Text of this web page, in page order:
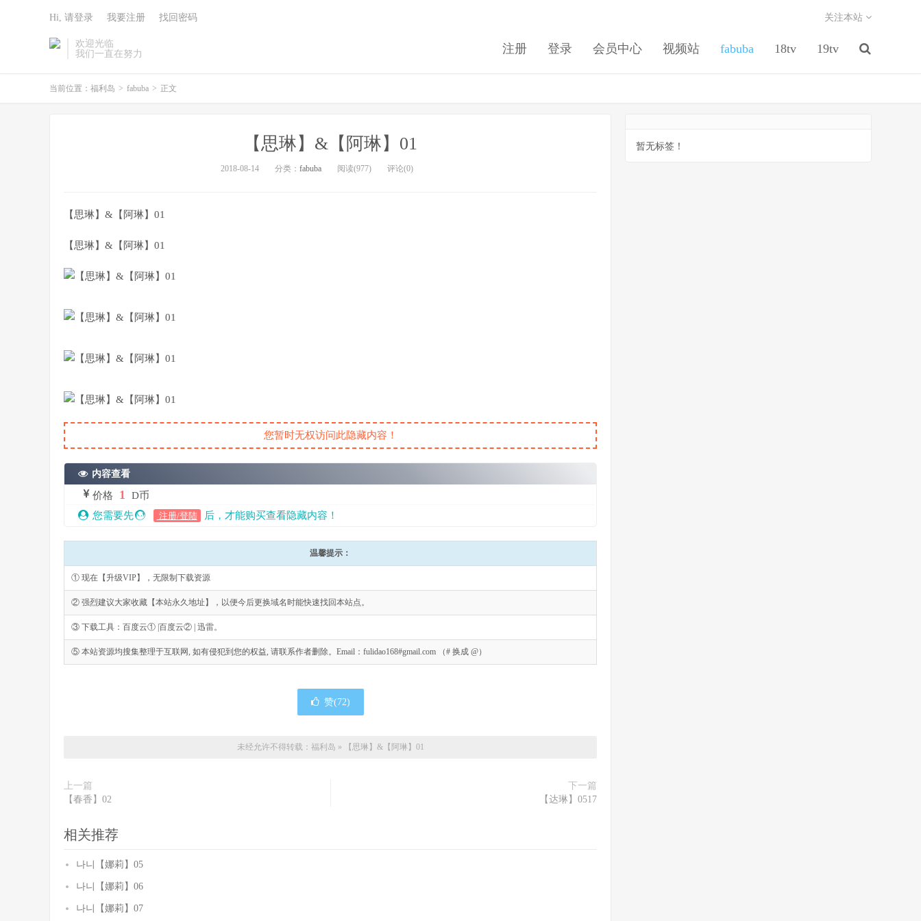
欢迎光临
我们一直在努力
注册 登录 会员中心 视频站 fabuba 18tv 19tv
关注本站
Hi, 请登录 我要注册 找回密码
当前位置： 福利岛 > fabuba > 正文
【思琳】&【阿琳】01
2018-08-14 分类： fabuba 阅读(977) 评论(0)
【思琳】&【阿琳】01
【思琳】&【阿琳】01
您暂时无权访问此隐藏内容！
内容查看
价格 1
D币
您需要先
注册/登陆 后，才能购买查看隐藏内容！
温馨提示：
① 现在【升级VIP】，无限制下载资源
② 强烈建议大家收藏【本站永久地址】，以便今后更换域名时能快速找回本站点。
③ 下载工具：百度云① |百度云② | 迅雷。
⑤ 本站资源均搜集整理于互联网, 如有侵犯到您的权益, 请联系作者删除。Email：fulidao168#gmail.com （# 换成 @）
赞(72)
未经允许不得转载： 福利岛 » 【思琳】&【阿琳】01
上一篇
【春香】02
下一篇
【达琳】0517
相关推荐
나니【娜莉】05
나니【娜莉】06
나니【娜莉】07
暂无标签！